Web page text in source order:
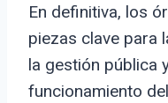
En definitiva, los
piezas clave para
la gestión pública
funcionamiento